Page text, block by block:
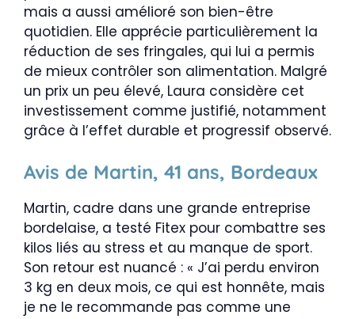
mais a aussi amélioré son bien-être
quotidien. Elle apprécie particulièrement la
réduction de ses fringales, qui lui a permis
de mieux contrôler son alimentation. Malgré
un prix un peu élevé, Laura considère cet
investissement comme justifié, notamment
grâce à l’effet durable et progressif observé.
Avis de Martin, 41 ans, Bordeaux
Martin, cadre dans une grande entreprise
bordelaise, a testé Fitex pour combattre ses
kilos liés au stress et au manque de sport.
Son retour est nuancé : « J’ai perdu environ
3 kg en deux mois, ce qui est honnête, mais
je ne le recommande pas comme une